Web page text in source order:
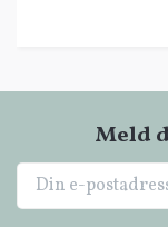
Meld